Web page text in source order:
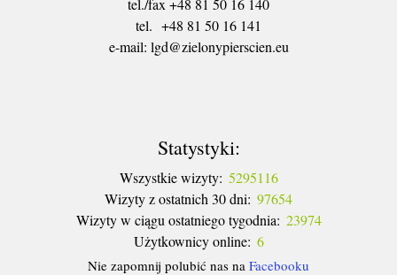
tel./fax +48 81 50 16 140
tel. +48 81 50 16 141
​e-mail: lgd@zielonypierscien.eu
Statystyki:
Wszystkie wizyty: 5295116
Wizyty z ostatnich 30 dni: 97654
Wizyty w ciągu ostatniego tygodnia: 23974
Użytkownicy online: 6
Nie zapomnij polubić nas na Facebooku